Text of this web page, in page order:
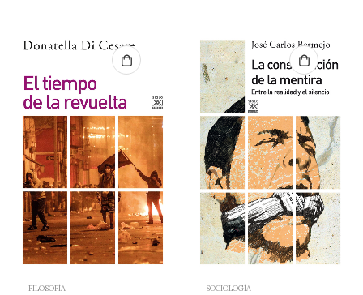
FILOSOFÍA SOCIOLOGÍA